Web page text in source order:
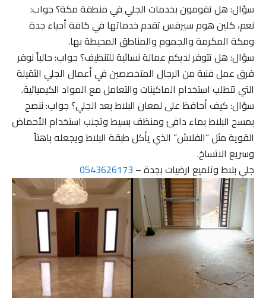
سؤال: هل تقومون بخدمات الجلي في منطقة مكة؟ جواب:
نعم، كلين هوم سيرفس تقدم خدماتها في كافة أحياء جدة
ومكة المكرمة والجموم والمناطق المحيطة بها.
سؤال: هل تتوفر لديكم عمالة نسائية للتنظيف؟ جواب: حالياً نوفر
فرق عمل فنية من الرجال المتخصصين في أعمال الجلي الثقيلة
التي تتطلب استخدام الماكينات والتعامل مع المواد الكيميائية.
سؤال: كيف أحافظ على لمعان البلاط بعد الجلي؟ جواب: ننصح
بمسح البلاط بماء دافئ ومنظف بسيط وتجنب استخدام الأحماض
القوية مثل “الفلاش” الذي يأكل طبقة البلاط ويجعله باهتاً
وسريع الاتساخ.
جلي بلاط وتلميع ارضيات بجدة –0543626173